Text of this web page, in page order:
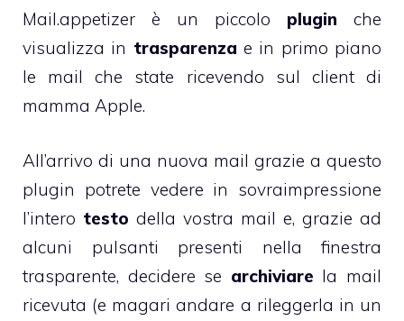
Mail.appetizer è un piccolo plugin che
visualizza in trasparenza e in primo piano
le mail che state ricevendo sul client di
mamma Apple.
All’arrivo di una nuova mail grazie a questo
plugin potrete vedere in sovraimpressione
l’intero testo della vostra mail e, grazie ad
alcuni pulsanti presenti nella finestra
trasparente, decidere se archiviare la mail
ricevuta (e magari andare a rileggerla in un